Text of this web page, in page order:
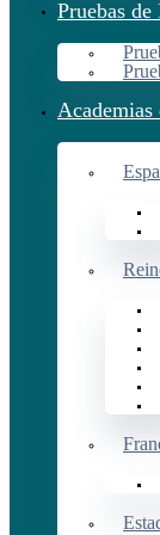
Pruebas de
Academias